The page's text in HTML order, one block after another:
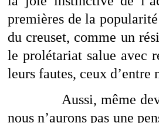
premières de la
du creuset, comme un
le prolétariat salue avec
leurs fautes, ceux d’entre
Aussi, même
nous n’aurons pas une